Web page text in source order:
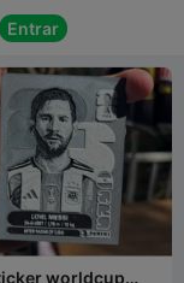
Entrar
 
worldcup